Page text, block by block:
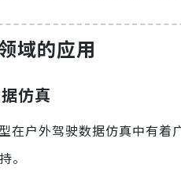
域的应用
仿真
在户外驾驶数据仿真中有着
。